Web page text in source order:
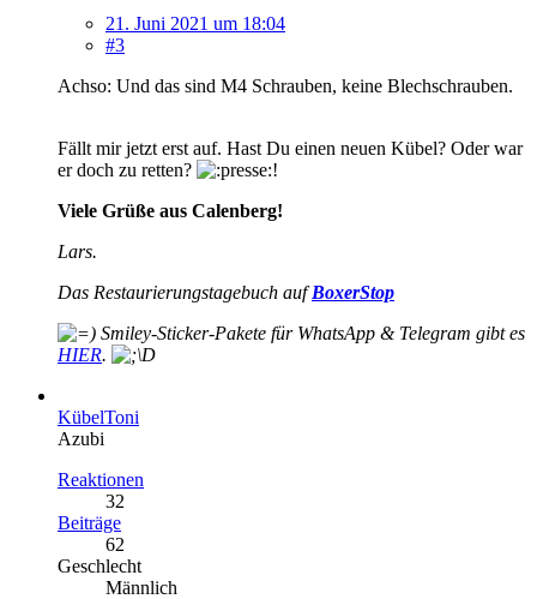
21. Juni 2021 um 18:04
#3
Achso: Und das sind M4 Schrauben, keine Blechschrauben.
Fällt mir jetzt erst auf. Hast Du einen neuen Kübel? Oder war
er doch zu retten?
!
Viele Grüße aus Calenberg!
Lars.
Das Restaurierungstagebuch aufBoxerStop
Smiley-Sticker-Pakete für WhatsApp & Telegram gibt es
HIER.
KübelToni
Azubi
Reaktionen
32
Beiträge
62
Geschlecht
Männlich